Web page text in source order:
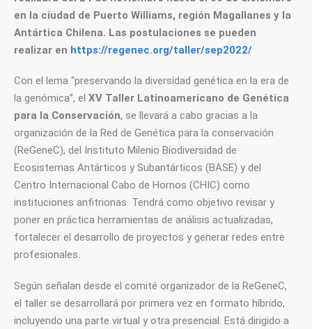
en la ciudad de Puerto Williams, región Magallanes y la
Antártica Chilena. Las postulaciones se pueden
realizar en https://regenec.org/taller/sep2022/
Con el lema “preservando la diversidad genética en la era de
la genómica”, el XV Taller Latinoamericano de Genética
para la Conservación, se llevará a cabo gracias a la
organización de la Red de Genética para la conservación
(ReGeneC), del Instituto Milenio Biodiversidad de
Ecosistemas Antárticos y Subantárticos (BASE) y del
Centro Internacional Cabo de Hornos (CHIC) como
instituciones anfitrionas. Tendrá como objetivo revisar y
poner en práctica herramientas de análisis actualizadas,
fortalecer el desarrollo de proyectos y generar redes entre
profesionales.
Según señalan desde el comité organizador de la ReGeneC,
el taller se desarrollará por primera vez en formato híbrido,
incluyendo una parte virtual y otra presencial. Está dirigido a